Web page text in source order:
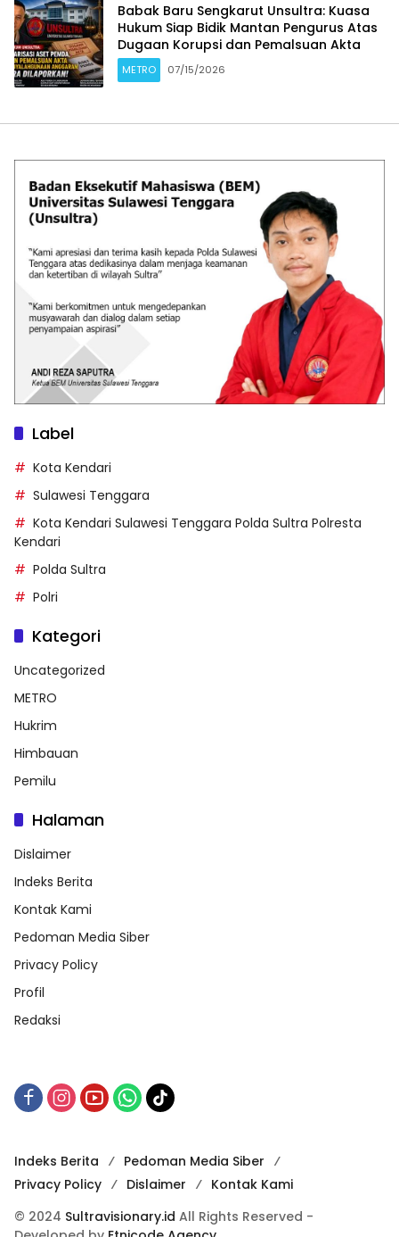
Babak Baru Sengkarut Unsultra: Kuasa
Hukum Siap Bidik Mantan Pengurus Atas
Dugaan Korupsi dan Pemalsuan Akta
METRO 07/15/2026
Label
Kota Kendari
Sulawesi Tenggara
Kota Kendari Sulawesi Tenggara Polda Sultra Polresta
Kendari
Polda Sultra
Polri
Kategori
Uncategorized
METRO
Hukrim
Himbauan
Pemilu
Halaman
Dislaimer
Indeks Berita
Kontak Kami
Pedoman Media Siber
Privacy Policy
Profil
Redaksi
Indeks Berita
Pedoman Media Siber
Privacy Policy
Dislaimer
Kontak Kami
© 2024 Sultravisionary.id All Rights Reserved -